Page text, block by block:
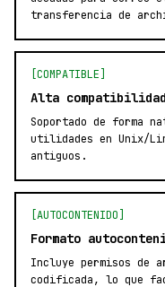
transferencia de
[COMPATIBLE]
Alta compatibilidad
Soportado de forma
utilidades en Unix/
antiguos.
[AUTOCONTENIDO]
Formato
Incluye permisos de
codificada, lo que